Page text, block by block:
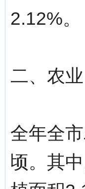
2.12%。
二、农业
全年全
顷。其